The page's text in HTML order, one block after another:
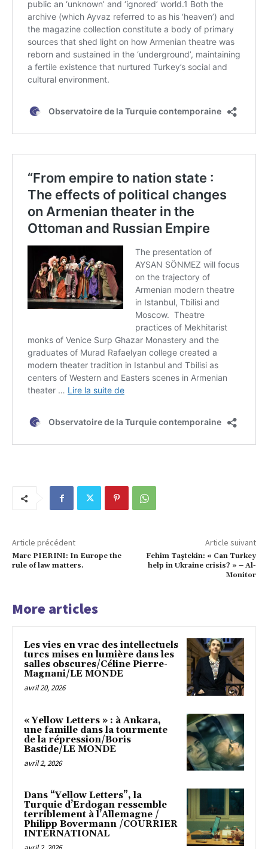
Article précédent
Marc PIERINI: In Europe the
rule of law matters.
Article suivant
Fehim Taştekin: « Can Turkey
help in Ukraine crisis? » – Al-
Monitor
More articles
Les vies en vrac des intellectuels
turcs mises en lumière dans les
salles obscures/Céline Pierre-
Magnani/LE MONDE
avril 20, 2026
« Yellow Letters » : à Ankara,
une famille dans la tourmente
de la répression/Boris
Bastide/LE MONDE
avril 2, 2026
Dans “Yellow Letters”, la
Turquie d’Erdogan ressemble
terriblement à l’Allemagne /
Philipp Bovermann /COURRIER
INTERNATIONAL